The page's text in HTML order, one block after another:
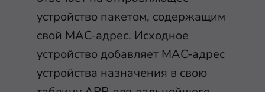
устройство пакетом, содержащим
свой MAC-адрес. Исходное
устройство добавляет MAC-адрес
устройства назначения в свою